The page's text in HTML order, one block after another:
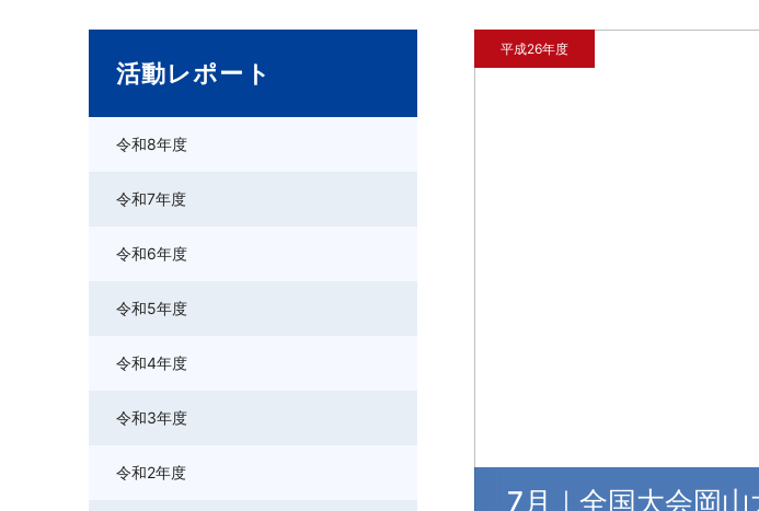
平成26年度
7月｜全国大会岡
活動レポート
令和8年度
令和7年度
令和6年度
令和5年度
令和4年度
令和3年度
令和2年度